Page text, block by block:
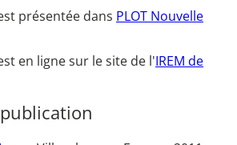
présentée dans PLOT Nouvelle
en ligne sur le site de l'IREM de